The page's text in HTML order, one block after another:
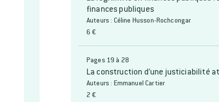
finances publiques
Auteurs : Céline Husson-Rochcongar
6 €
Pages 19 à 28
La construction d’une justiciabilité
Auteurs : Emmanuel Cartier
2 €